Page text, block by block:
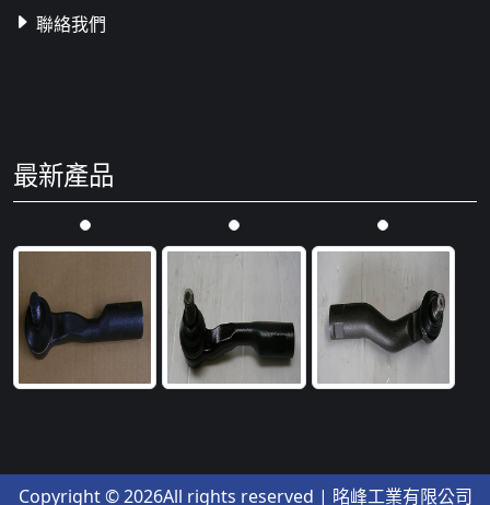
聯絡我們
最新產品
Copyright ©2026All rights reserved | 㫥峰工業有限公司